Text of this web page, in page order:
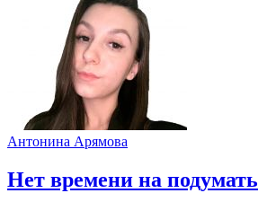
Антонина Арямова
​Нет времени на подумать